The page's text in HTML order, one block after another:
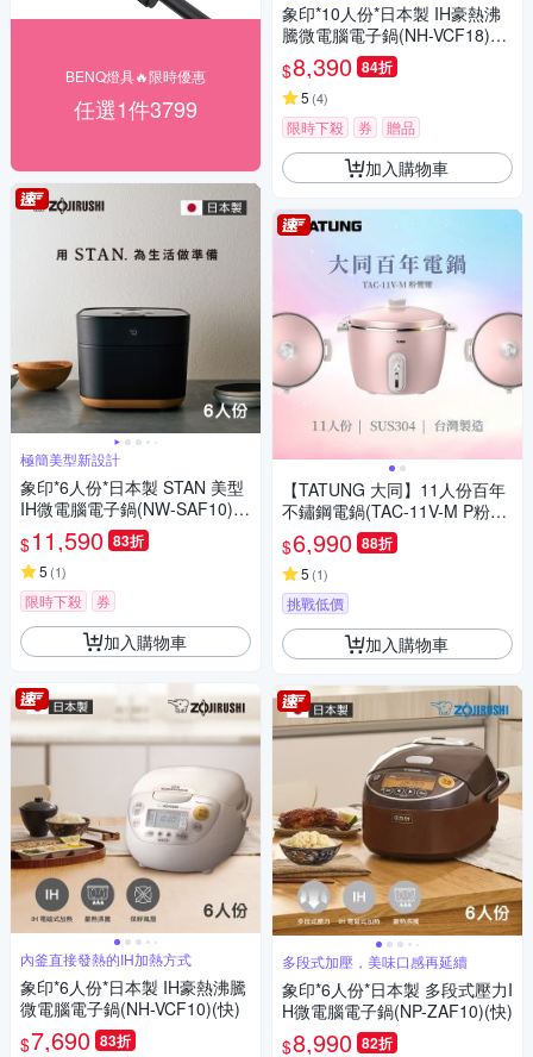
BENQ燈具🔥限時優惠
任選1件3799
極簡美型新設計
象印*6人份*日本製 STAN 美型
IH微電腦電子鍋(NW-SAF10)
(快)
$11,590 83折
5 (1)
限時下殺 券
加入購物車
內釜直接發熱的IH加熱方式
象印*6人份*日本製 IH豪熱沸騰
微電腦電子鍋(NH-VCF10)(快)
$7,690 83折
象印*10人份*日本製 IH豪熱沸
騰微電腦電子鍋(NH-VCF18)
(快)
$8,390 84折
5 (4)
限時下殺 券 贈品
加入購物車
【TATUNG 大同】11人份百年
不鏽鋼電鍋(TAC-11V-M P粉響
耀)
$6,990 88折
5 (1)
挑戰低價
加入購物車
多段式加壓，美味口感再延續
象印*6人份*日本製 多段式壓力I
H微電腦電子鍋(NP-ZAF10)(快)
$8,990 82折